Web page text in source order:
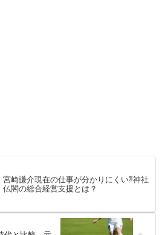
宮崎謙介現在の仕事が分かりにくい⁈神社
仏閣の総合経営支援とは？